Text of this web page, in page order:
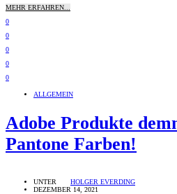
MEHR ERFAHREN...
0
0
0
0
0
ALLGEMEIN
Adobe Produkte
Pantone Farben!
UNTER
HOLGER EVERDING
DEZEMBER 14, 2021